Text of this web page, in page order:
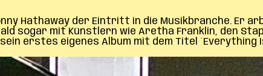
Hathaway der Eintritt in die Musikbranche. Er
sogar mit Künstlern wie Aretha Franklin, den
erstes eigenes Album mit dem Titel